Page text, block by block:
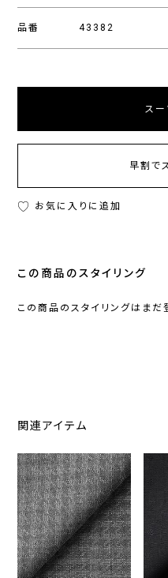
品番 43382
スー
早割で
お気に入りに追加
この商品のスタイリング
この商品のスタイリングはまだ
関連アイテム